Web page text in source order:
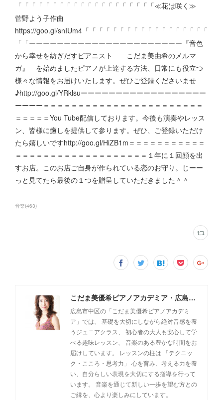
「「「「「「「「「「「「「「「「「「「「≪花は咲く≫
菅野よう子作曲
https://goo.gl/snIUm4「「「「「「「「「「「「「「「「「「
「「ーーーーーーーーーーーーーーーーーーーーーー『音色
から幸せを紡ぎだすピアニスト こだま美由希のメルマ
ガ』 を始めましたピアノが上達する方法、日常にも役立つ
様々な情報をお届けいたします。ぜひご登録くださいませ
♪http://goo.gl/YRklsuーーーーーーーーーーーーーーーーーー
ーーーー＝＝＝＝＝＝＝＝＝＝＝＝＝＝＝＝＝＝＝＝＝＝＝
＝＝＝＝＝You Tube配信しております。今後も演奏やレッス
ン、皆様に癒しを提供して参ります。ぜひ、ご登録いただけ
たら嬉しいですhttp://goo.gl/HiZB1m＝＝＝＝＝＝＝＝＝＝＝
＝＝＝＝＝＝＝＝＝＝＝＝＝＝＝＝＝＝＝１年に１回顔を出
すお店。このお店ご自身が作られている恋のお守り。じーー
っと見てたら最後の１つを贈呈していただきました＾＾
音楽(463)
こだま美優希ピアノアカデミア・広島市中区
広島市中区の「こだま美優希ピアノアカデミ
ア」では、 基礎を大切にしながら絶対音感を養
うジュニアクラス、 初心者の大人も安心して学
べる趣味レッスン、 音楽のある豊かな時間をお
届けしています。 レッスンの柱は 「テクニッ
ク・こころ・思考力」 心を育み、考える力を養
い、自分らしい表現を大切にする指導を行って
います。 音楽を通じて新しい一歩を望む方との
ご縁を、心より楽しみにしています。